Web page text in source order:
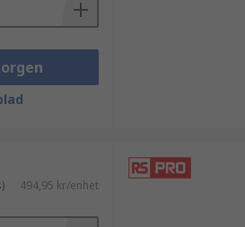
färdas beräknas av
av turbulens, tryck, fukt
494,95 kr/enhet